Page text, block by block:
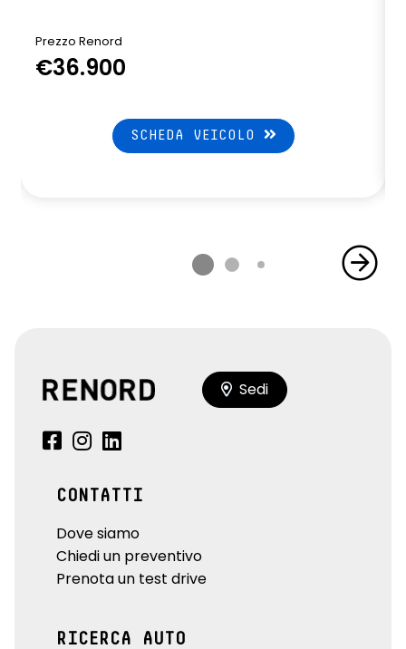
Prezzo Renord
€36.900
SCHEDA VEICOLO
Sedi
CONTATTI
Dove siamo
Chiedi un preventivo
Prenota un test drive
RICERCA AUTO